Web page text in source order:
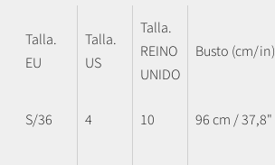
Talla.
EU
Talla.
US
Talla.
REINO
UNIDO
Busto (cm/in)
S/36 4 10 96 cm / 37,8"